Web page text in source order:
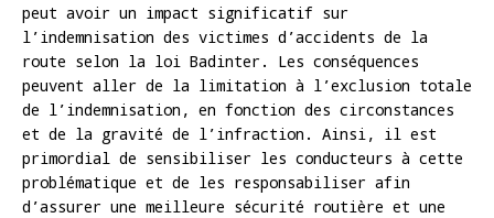
peut avoir un impact significatif sur
l’indemnisation des victimes d’accidents de la
route selon la loi Badinter. Les conséquences
peuvent aller de la limitation à l’exclusion totale
de l’indemnisation, en fonction des circonstances
et de la gravité de l’infraction. Ainsi, il est
primordial de sensibiliser les conducteurs à cette
problématique et de les responsabiliser afin
d’assurer une meilleure sécurité routière et une